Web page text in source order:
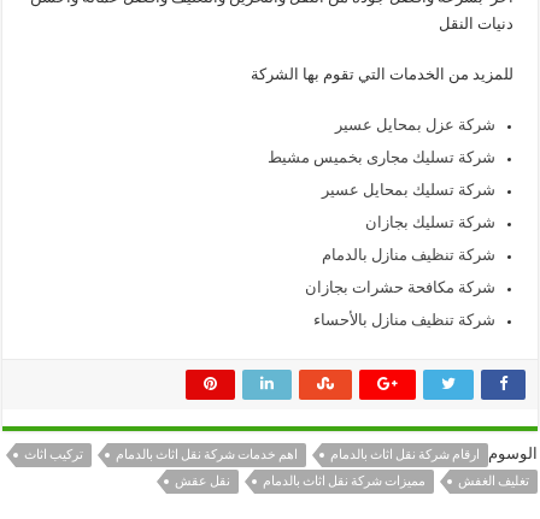
دنيات النقل
للمزيد من الخدمات التي تقوم بها الشركة
شركة عزل بمحايل عسير
شركة تسليك مجارى بخميس مشيط
شركة تسليك بمحايل عسير
شركة تسليك بجازان
شركة تنظيف منازل بالدمام
شركة مكافحة حشرات بجازان
شركة تنظيف منازل بالأحساء
الوسوم ارقام شركة نقل اثاث بالدمام اهم خدمات شركة نقل اثاث بالدمام
تركيب اثاث
تغليف الغفش
مميزات شركة نقل اثاث بالدمام نقل عقش